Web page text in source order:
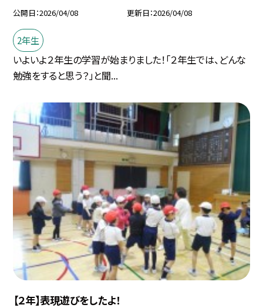
公開日 2026/04/08 更新日 2026/04/08
2年生
いよいよ２年生の学習が始まりました！「２年生では、どんな
勉強をすると思う？」と聞...
【２年】表現遊びをしたよ！